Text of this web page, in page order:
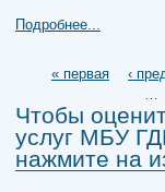
Подробнее...
Страницы
« первая ‹
Чтобы
услуг МБУ
нажмите на